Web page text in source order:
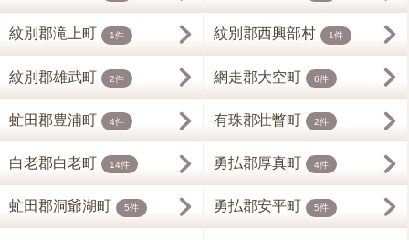
紋別郡滝上町 1件 紋別郡西興部村 1件
紋別郡雄武町 2件 網走郡大空町 6件
虻田郡豊浦町 4件 有珠郡壮瞥町 2件
白老郡白老町 14件 勇払郡厚真町 4件
虻田郡洞爺湖町 5件 勇払郡安平町 5件